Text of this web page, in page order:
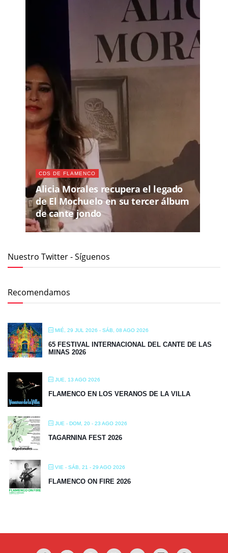
CDS DE FLAMENCO
Alicia Morales recupera el legado
de El Mochuelo en su tercer álbum
de cante jondo
Nuestro Twitter - Síguenos
Recomendamos
MIÉ, 29 JUL 2026 - SÁB, 08 AGO 2026
65 FESTIVAL INTERNACIONAL DEL CANTE DE LAS
MINAS 2026
JUE, 13 AGO 2026
FLAMENCO EN LOS VERANOS DE LA VILLA
JUE - DOM, 20 - 23 AGO 2026
TAGARNINA FEST 2026
VIE - SÁB, 21 - 29 AGO 2026
FLAMENCO ON FIRE 2026